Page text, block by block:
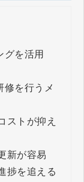
グを活用
修を行うメ
ストが抑え
新が容易
捗を追える